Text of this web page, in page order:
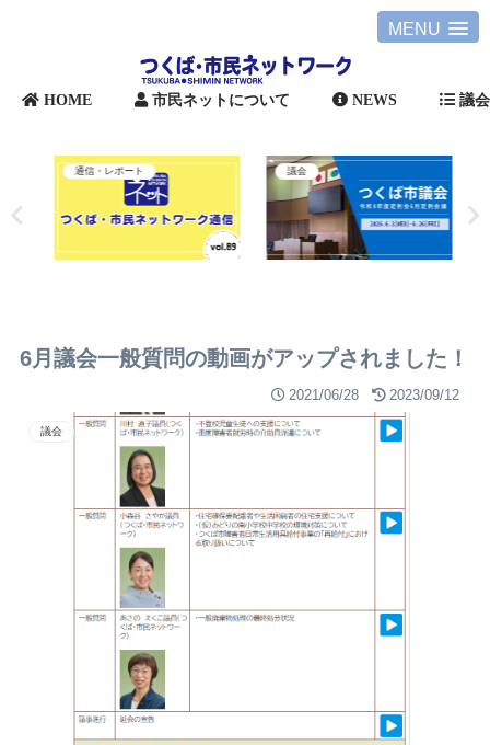
MENU
HOME 市民ネットについて NEWS 議会
通信・レポート 議会
6月議会一般質問の動画がアップされました！
2021/06/28 2023/09/12
議会